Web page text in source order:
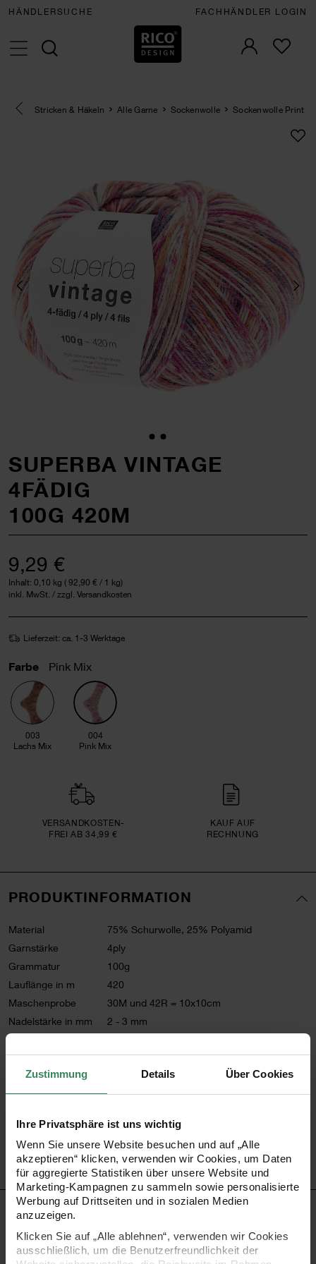
Zustimmung Details Über Cookies
Ihre Privatsphäre ist uns wichtig
Wenn Sie unsere Website besuchen und auf „Alle
akzeptieren“ klicken, verwenden wir Cookies, um Daten
für aggregierte Statistiken über unsere Website und
Marketing-Kampagnen zu sammeln sowie personalisierte
Werbung auf Drittseiten und in sozialen Medien
anzuzeigen.
Klicken Sie auf „Alle ablehnen“, verwenden wir Cookies
ausschließlich, um die Benutzerfreundlichkeit der
HÄNDLERSUCHE FACHHÄNDLER LOGIN
Eine Kategorie zurück navigieren
Stricken & Häkeln Alle Garne Sockenwolle Sockenwolle Print
SUPERBA VINTAGE
4FÄDIG
100G 420M
9,29 €
Inhalt: 0,10 kg ( 92,90 € / 1 kg)
inkl. MwSt. / zzgl. Versandkosten
Lieferzeit: ca. 1-3 Werktage
Farbe Pink Mix
003
Lachs Mix
004
Pink Mix
VERSAND­KOSTEN­
FREI AB 34,99 €
KAUF AUF
RECHNUNG
PRODUKTINFORMATION
Material
75% Schurwolle, 25% Polyamid
Garnstärke
4ply
Grammatur
100g
Lauflänge in m
420
Maschenprobe
30M und 42R = 10x10cm
Nadelstärke in mm
2 - 3 mm
Pflegehinweise
Mehr Informationen zu Pflegehinweisen
Bestell-Nr. 3345665
PRODUKTBESCHREIBUNG
Das Sockengarn Superba Vintage zaubert einen pixeligen